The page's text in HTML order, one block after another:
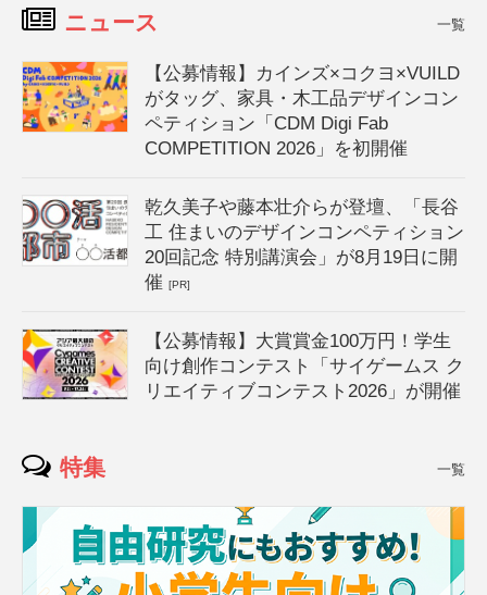
ニュース 一覧
【公募情報】カインズ×コクヨ×VUILD
がタッグ、家具・木工品デザインコン
ペティション「CDM Digi Fab
COMPETITION 2026」を初開催
乾久美子や藤本壮介らが登壇、「長谷
工 住まいのデザインコンペティション
20回記念 特別講演会」が8月19日に開
催[PR]
【公募情報】大賞賞金100万円！学生
向け創作コンテスト「サイゲームス ク
リエイティブコンテスト2026」が開催
特集 一覧